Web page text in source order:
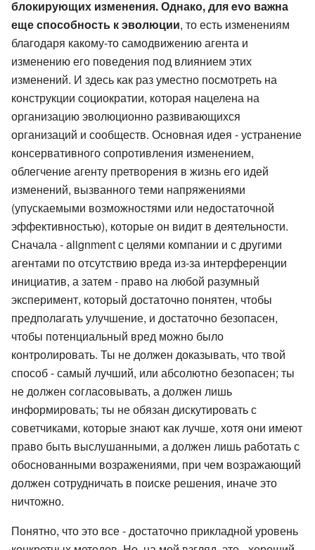
блокирующих изменения. Однако, для evo важна
еще способность к эволюции, то есть изменениям
благодаря какому-то самодвижению агента и
изменению его поведения под влиянием этих
изменений. И здесь как раз уместно посмотреть на
конструкции социократии, которая нацелена на
организацию эволюционно развивающихся
организаций и сообществ. Основная идея - устранение
консервативного сопротивления изменением,
облегчение агенту претворения в жизнь его идей
изменений, вызванного теми напряжениями
(упускаемыми возможностями или недостаточной
эффективностью), которые он видит в деятельности.
Сначала - alignment с целями компании и с другими
агентами по отсутствию вреда из-за интерференции
инициатив, а затем - право на любой разумный
эксперимент, который достаточно понятен, чтобы
предполагать улучшение, и достаточно безопасен,
чтобы потенциальный вред можно было
контролировать. Ты не должен доказывать, что твой
способ - самый лучший, или абсолютно безопасен; ты
не должен согласовывать, а должен лишь
информировать; ты не обязан дискутировать с
советчиками, которые знают как лучше, хотя они имеют
право быть выслушанными, а должен лишь работать с
обоснованными возражениями, при чем возражающий
должен сотрудничать в поиске решения, иначе это
ничтожно.
Понятно, что это все - достаточно прикладной уровень